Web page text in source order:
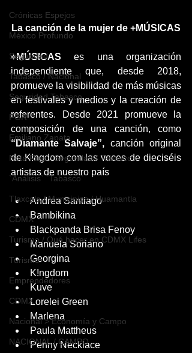
Crónicas Espejos
México Profundo
Seguridad
Tabasco / Nacional
Seguridad Tabasco
FGR
Emiliano Zapata
Nota Roja / Seguridad / Tabasco
`Análisis` `Tabasco`
Tlaxcala / Municipios / Huamantla
CDMX
Turismo / Qué hacer en CDMX Lifes
Turismo
Emprendedores
CDMX
Nacional > Economía y Campo
NACIONAL / CAMPO
La canción de la mujer de +MÚSICAS
+MÚSICAS es una organización
independiente que, desde 2018,
promueve la visibilidad de más músicas
en festivales y medios y la creación de
referentes. Desde 2021 promueve la
composición de una canción, como
“Diamante Salvaje”, canción original
de K!ngdom con las voces de dieciséis
artistas de nuestro país
Andrea Santiago
Bambikina
Blackpanda Brisa Fenoy
Manuela Soriano
Georgina
K!ngdom
Kuve
Lorelei Green
Marlena
Paula Mattheus
Penny Necklace